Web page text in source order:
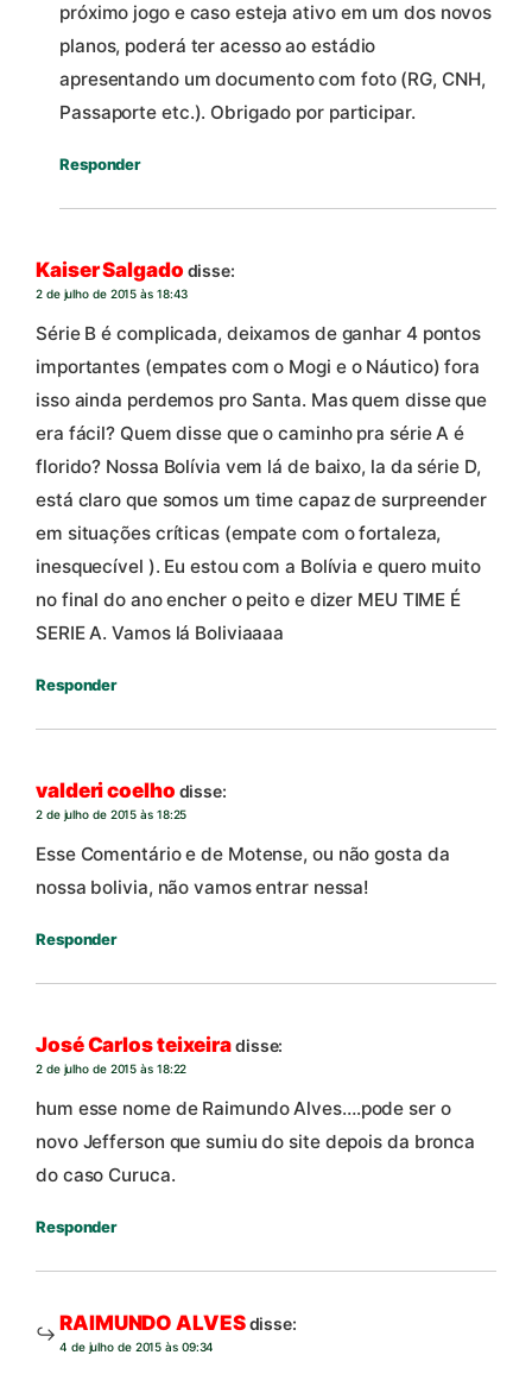
próximo jogo e caso esteja ativo em um dos novos
planos, poderá ter acesso ao estádio
apresentando um documento com foto (RG, CNH,
Passaporte etc.). Obrigado por participar.
Responder
Kaiser Salgado disse:
2 de julho de 2015 às 18:43
Série B é complicada, deixamos de ganhar 4 pontos
importantes (empates com o Mogi e o Náutico) fora
isso ainda perdemos pro Santa. Mas quem disse que
era fácil? Quem disse que o caminho pra série A é
florido? Nossa Bolívia vem lá de baixo, la da série D,
está claro que somos um time capaz de surpreender
em situações críticas (empate com o fortaleza,
inesquecível ). Eu estou com a Bolívia e quero muito
no final do ano encher o peito e dizer MEU TIME É
SERIE A. Vamos lá Boliviaaaa
Responder
valderi coelho disse:
2 de julho de 2015 às 18:25
Esse Comentário e de Motense, ou não gosta da
nossa bolivia, não vamos entrar nessa!
Responder
José Carlos teixeiradisse:
2 de julho de 2015 às 18:22
hum esse nome de Raimundo Alves….pode ser o
novo Jefferson que sumiu do site depois da bronca
do caso Curuca.
Responder
RAIMUNDO ALVESdisse:
4 de julho de 2015 às 09:34